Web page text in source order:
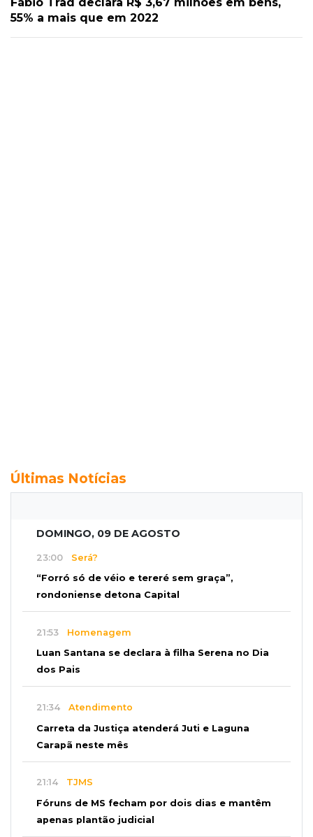
55% a mais que em 2022
Últimas Notícias
DOMINGO, 09 DE AGOSTO
23:00 Será?
“Forró só de véio e tereré sem graça”,
rondoniense detona Capital
21:53 Homenagem
Luan Santana se declara à filha Serena no Dia
dos Pais
21:34 Atendimento
Carreta da Justiça atenderá Juti e Laguna
Carapã neste mês
21:14 TJMS
Fóruns de MS fecham por dois dias e mantêm
apenas plantão judicial